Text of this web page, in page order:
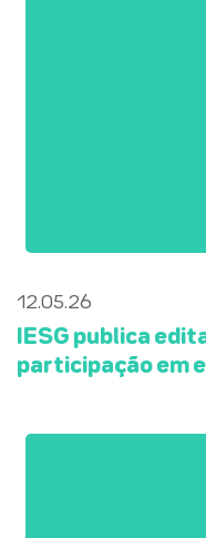
12.05.26
IESG publica
participação em